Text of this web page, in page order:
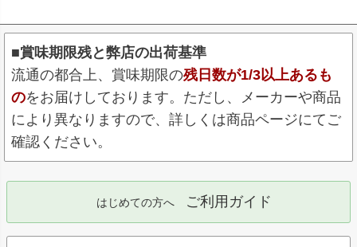
■賞味期限残と弊店の出荷基準
流通の都合上、賞味期限の残日数が1/3以上あるも
のをお届けしております。ただし、メーカーや商品
により異なりますので、詳しくは商品ページにてご
確認ください。
はじめての方へ ご利用ガイド